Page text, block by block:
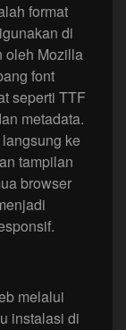
format
di
oleh Mozilla
font
seperti TTF
metadata.
ke
tampilan
browser
melalui
instalasi di